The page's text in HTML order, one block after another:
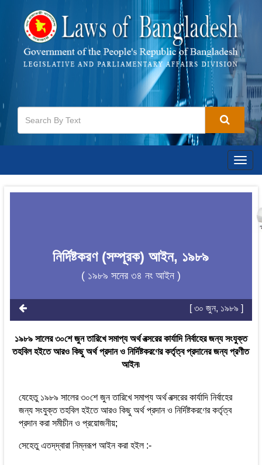
নির্দিষ্টকরণ (সম্পূরক) আইন, ১৯৮৯
( ১৯৮৯ সনের ৩৪ নং আইন )
[ ৩০ জুন, ১৯৮৯ ]
১৯৮৯ সালের ৩০শে জুন তারিখে সমাপ্য অর্থ বত্সরের কার্যাদি নির্বাহের জন্য সংযুক্ত
তহবিল হইতে আরও কিছু অর্থ প্রদান ও নির্দিষ্টকরণের কর্তৃত্ব প্রদানের জন্য প্রণীত
আইন৷
যেহেতু ১৯৮৯ সালের ৩০শে জুন তারিখে সমাপ্য অর্থ বত্সরের কার্যাদি নির্বাহের
জন্য সংযুক্ত তহবিল হইতে আরও কিছু অর্থ প্রদান ও নির্দিষ্টকরণের কর্তৃত্ব
প্রদান করা সমীচীন ও প্রয়োজনীয়;
সেহেতু এতদ্‌দ্বারা নিম্নরূপ আইন করা হইল :-